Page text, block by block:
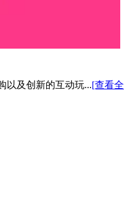
以及创新的互动玩...[查看全